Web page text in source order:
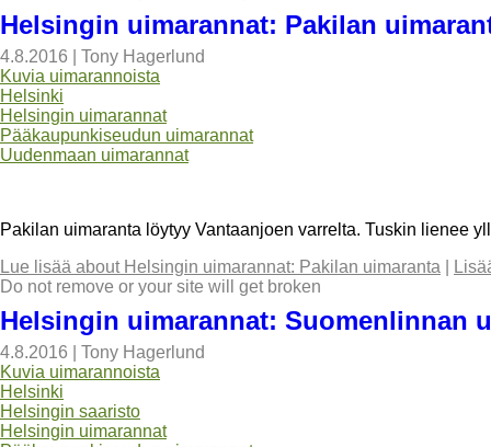
Helsingin uimarannat: Pakilan
4.8.2016
Tony Hagerlund
Kuvia uimarannoista
Helsinki
Helsingin uimarannat
Pääkaupunkiseudun uimarannat
Uudenmaan uimarannat
Pakilan uimaranta löytyy Vantaanjoen varrelta. Tuskin lienee
Lue lisää about Helsingin uimarannat: Pakilan uimaranta
Do not remove or your site will get broken
Helsingin uimarannat: Suomenlinnan
4.8.2016
Tony Hagerlund
Kuvia uimarannoista
Helsinki
Helsingin saaristo
Helsingin uimarannat